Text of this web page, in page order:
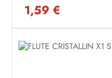
1,59 €